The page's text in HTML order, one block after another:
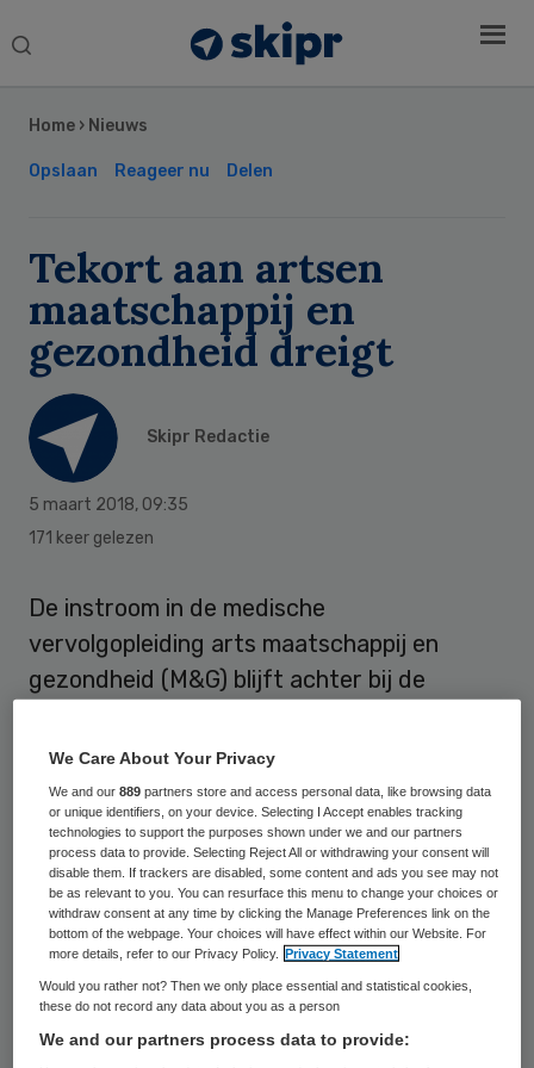
Search
Home › Nieuws
Opslaan Reageer nu Delen
Tekort aan artsen
maatschappij en
gezondheid dreigt
Skipr Redactie
5 maart 2018, 09:35
171 keer gelezen
De instroom in de medische
vervolgopleiding arts maatschappij en
gezondheid (M&G) blijft achter bij de
betekent dat er minder artsen worden
opgeleid dan er naar verwachting nodig zijn.
Om te voorkomen dat een tekort aan
gekwalificeerde artsen ontstaat zijn
veldpartijen in opdracht van het ministerie
van VWS aan de slag gegaan met het
verbeteren van de instroom.
Gezondheid (KAMG).
Sidebar
We Care About Your Privacy
We and our889 partners store and access personal data, like browsing data
or unique identifiers, on your device. Selecting I Accept enables tracking
technologies to support the purposes shown under we and our partners
process data to provide. Selecting Reject All or withdrawing your consent will
disable them. If trackers are disabled, some content and ads you see may not
be as relevant to you. You can resurface this menu to change your choices or
withdraw consent at any time by clicking the Manage Preferences link on the
bottom of the webpage. Your choices will have effect within our Website. For
more details, refer to our Privacy Policy.
Privacy Statement
Would you rather not? Then we only place essential and statistical cookies,
these do not record any data about you as a person
We and our partners process data to provide: